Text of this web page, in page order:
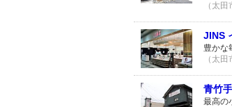
（太
JINS
豊かな
（太
青竹
最高の